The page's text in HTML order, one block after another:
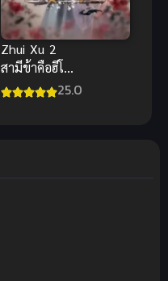
Zhui Xu 2
สามีข้าคือฮีโร่
ภาค 2 ซับไทย
25.0